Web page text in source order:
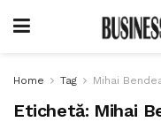
Home Tag Mihai
Etichetă: Mihai